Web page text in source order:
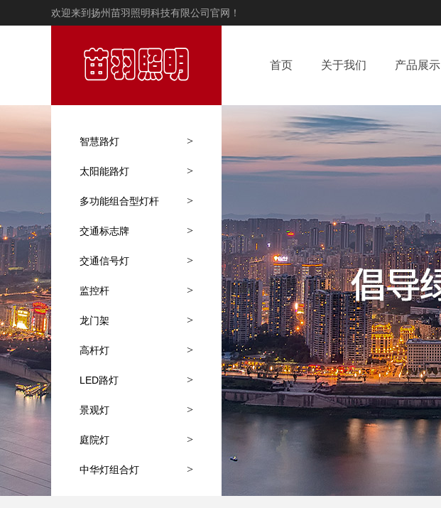
欢迎来到扬州苗羽照明科技有限公司官网！
智慧路灯 >
太阳能路灯 >
多功能组合型灯杆 >
交通标志牌 >
交通信号灯 >
监控杆 >
龙门架 >
高杆灯 >
LED路灯 >
景观灯 >
庭院灯 >
中华灯组合灯 >
首页 关于我们 产品展示